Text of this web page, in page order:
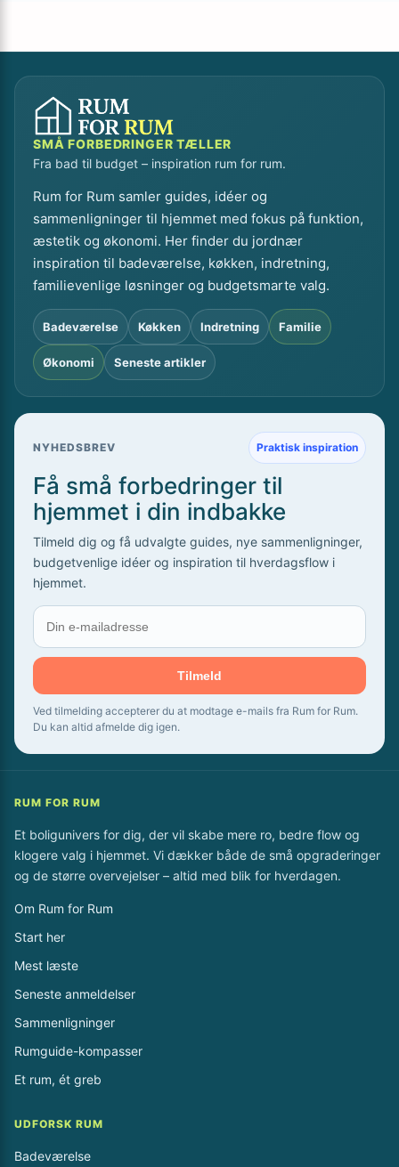
SMÅ FORBEDRINGER TÆLLER
Fra bad til budget – inspiration rum for rum.
Rum for Rum samler guides, idéer og
sammenligninger til hjemmet med fokus på funktion,
æstetik og økonomi. Her finder du jordnær
inspiration til badeværelse, køkken, indretning,
familievenlige løsninger og budgetsmarte valg.
Badeværelse Køkken Indretning Familie
Økonomi Seneste artikler
NYHEDSBREV Praktisk inspiration
Få små forbedringer til
hjemmet i din indbakke
Tilmeld dig og få udvalgte guides, nye sammenligninger,
budgetvenlige idéer og inspiration til hverdagsflow i
hjemmet.
Tilmeld
Ved tilmelding accepterer du at modtage e-mails fra Rum for Rum.
Du kan altid afmelde dig igen.
RUM FOR RUM
Et boligunivers for dig, der vil skabe mere ro, bedre flow og
klogere valg i hjemmet. Vi dækker både de små opgraderinger
og de større overvejelser – altid med blik for hverdagen.
Om Rum for Rum
Start her
Mest læste
Seneste anmeldelser
Sammenligninger
Rumguide-kompasser
Et rum, ét greb
UDFORSK RUM
Badeværelse